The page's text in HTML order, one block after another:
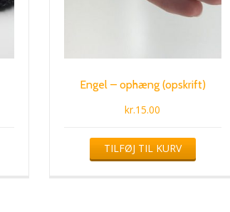
Engel – ophæng (opskrift)
kr.15.00
TILFØJ TIL KURV